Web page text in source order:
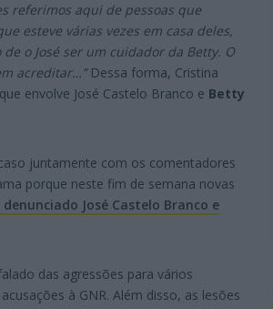
referimos aqui de pessoas que
esteve várias vezes em casa deles,
o José ser um cuidador da Betty. O
acreditar…”Dessa forma, Cristina
envolve José Castelo Branco e Betty
juntamente com os comentadores
porque neste fim de semana novas
José Castelo Branco e
das agressões para vários
à GNR. Além disso, as lesões